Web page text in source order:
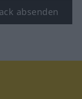
absenden